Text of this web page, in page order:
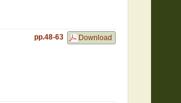
Download
pp.48-63